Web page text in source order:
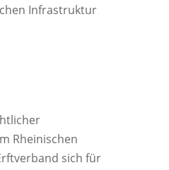
Infrastruktur
Rheinischen
sich für